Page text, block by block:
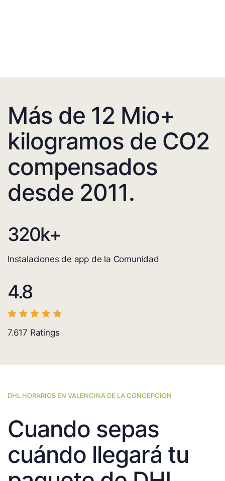
Más de 12 Mio+
kilogramos de CO2
compensados
desde 2011.
320k+
Instalaciones de app de la Comunidad
4.8
7.617 Ratings
DHL HORARIOS EN VALENCINA DE LA CONCEPCION
Cuando sepas
cuándo llegará tu